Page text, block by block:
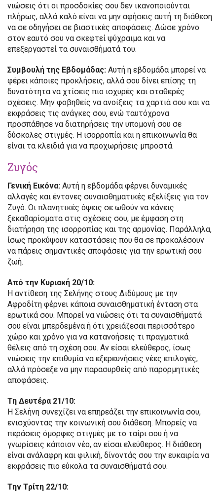
νιώσεις ότι οι προσδοκίες σου δεν ικανοποιούνται
πλήρως, αλλά καλό είναι να μην αφήσεις αυτή τη διάθεση
να σε οδηγήσει σε βιαστικές αποφάσεις. Δώσε χρόνο
στον εαυτό σου να σκεφτεί ψύχραιμα και να
επεξεργαστεί τα συναισθήματά του.
Συμβουλή της Εβδομάδας: Αυτή η εβδομάδα μπορεί να
φέρει κάποιες προκλήσεις, αλλά σου δίνει επίσης τη
δυνατότητα να χτίσεις πιο ισχυρές και σταθερές
σχέσεις. Μην φοβηθείς να ανοίξεις τα χαρτιά σου και να
εκφράσεις τις ανάγκες σου, ενώ ταυτόχρονα
προσπάθησε να διατηρήσεις την υπομονή σου σε
δύσκολες στιγμές. Η ισορροπία και η επικοινωνία θα
είναι τα κλειδιά για να προχωρήσεις μπροστά.
Ζυγός
Γενική Εικόνα: Αυτή η εβδομάδα φέρνει δυναμικές
αλλαγές και έντονες συναισθηματικές εξελίξεις για τον
Ζυγό. Οι πλανητικές όψεις σε ωθούν να κάνεις
ξεκαθαρίσματα στις σχέσεις σου, με έμφαση στη
διατήρηση της ισορροπίας και της αρμονίας. Παράλληλα,
ίσως προκύψουν καταστάσεις που θα σε προκαλέσουν
να πάρεις σημαντικές αποφάσεις για την ερωτική σου
ζωή.
Από την Κυριακή 20/10:
Η αντίθεση της Σελήνης στους Διδύμους με την
Αφροδίτη φέρνει κάποια συναισθηματική ένταση στα
ερωτικά σου. Μπορεί να νιώσεις ότι τα συναισθήματά
σου είναι μπερδεμένα ή ότι χρειάζεσαι περισσότερο
χώρο και χρόνο για να κατανοήσεις τι πραγματικά
θέλεις από τη σχέση σου. Αν είσαι ελεύθερος, ίσως
νιώσεις την επιθυμία να εξερευνήσεις νέες επιλογές,
αλλά πρόσεξε να μην παρασυρθείς από παρορμητικές
αποφάσεις.
Τη Δευτέρα 21/10:
Η Σελήνη συνεχίζει να επηρεάζει την επικοινωνία σου,
ενισχύοντας την κοινωνική σου διάθεση. Μπορείς να
περάσεις όμορφες στιγμές με το ταίρι σου ή να
γνωρίσεις κάποιον νέο, αν είσαι ελεύθερος. Η διάθεση
είναι ανάλαφρη και φιλική, δίνοντάς σου την ευκαιρία να
εκφράσεις πιο εύκολα τα συναισθήματά σου.
Την Τρίτη 22/10: